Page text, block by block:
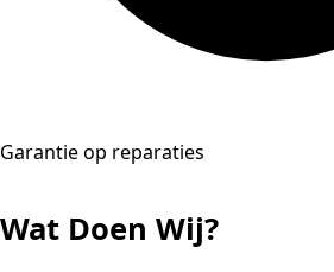
Garantie op reparaties
Wat Doen Wij?